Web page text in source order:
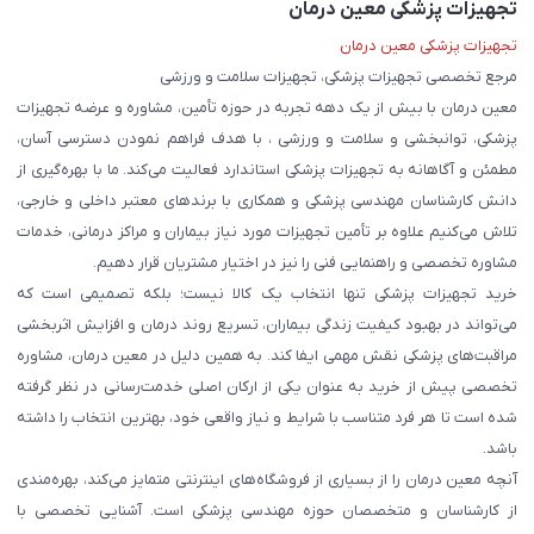
تجهیزات پزشکی معین درمان
تجهیزات پزشکی معین درمان
مرجع تخصصی تجهیزات پزشکی، تجهیزات سلامت و ورزشی
معین درمان با بیش از یک دهه تجربه در حوزه تأمین، مشاوره و عرضه تجهیزات
پزشکی، توانبخشی و سلامت و ورزشی ، با هدف فراهم نمودن دسترسی آسان،
مطمئن و آگاهانه به تجهیزات پزشکی استاندارد فعالیت می‌کند. ما با بهره‌گیری از
دانش کارشناسان مهندسی پزشکی و همکاری با برندهای معتبر داخلی و خارجی،
تلاش می‌کنیم علاوه بر تأمین تجهیزات مورد نیاز بیماران و مراکز درمانی، خدمات
مشاوره تخصصی و راهنمایی فنی را نیز در اختیار مشتریان قرار دهیم.
خرید تجهیزات پزشکی تنها انتخاب یک کالا نیست؛ بلکه تصمیمی است که
می‌تواند در بهبود کیفیت زندگی بیماران، تسریع روند درمان و افزایش اثربخشی
مراقبت‌های پزشکی نقش مهمی ایفا کند. به همین دلیل در معین درمان، مشاوره
تخصصی پیش از خرید به عنوان یکی از ارکان اصلی خدمت‌رسانی در نظر گرفته
شده است تا هر فرد متناسب با شرایط و نیاز واقعی خود، بهترین انتخاب را داشته
باشد.
آنچه معین درمان را از بسیاری از فروشگاه‌های اینترنتی متمایز می‌کند، بهره‌مندی
از کارشناسان و متخصصان حوزه مهندسی پزشکی است. آشنایی تخصصی با